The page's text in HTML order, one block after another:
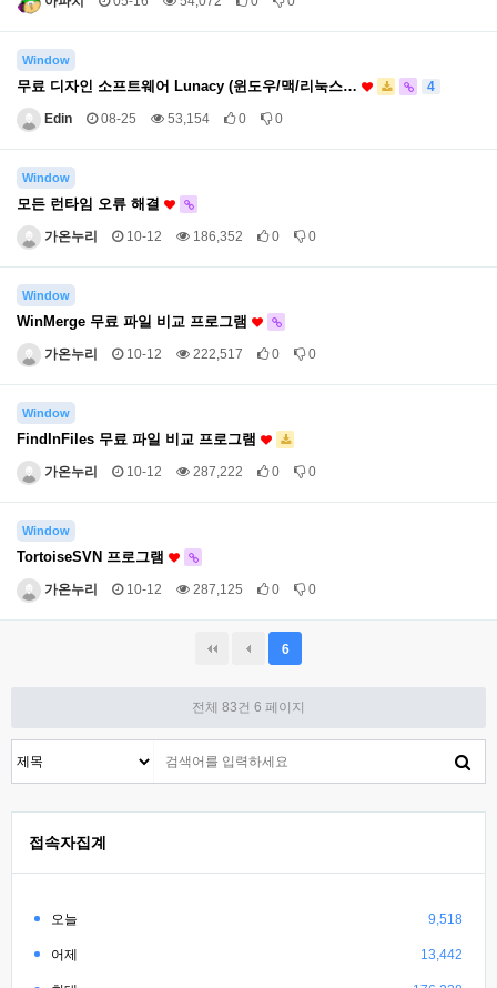
Window
무료 디자인 소프트웨어 Lunacy (윈도우/맥/리눅스… 4
Edin 08-25 53,154 0 0
Window
모든 런타임 오류 해결
가온누리 10-12 186,352 0 0
Window
WinMerge 무료 파일 비교 프로그램
가온누리 10-12 222,517 0 0
Window
FindInFiles 무료 파일 비교 프로그램
가온누리 10-12 287,222 0 0
Window
TortoiseSVN 프로그램
가온누리 10-12 287,125 0 0
6
전체 83건 6 페이지
접속자집계
오늘 9,518
어제 13,442